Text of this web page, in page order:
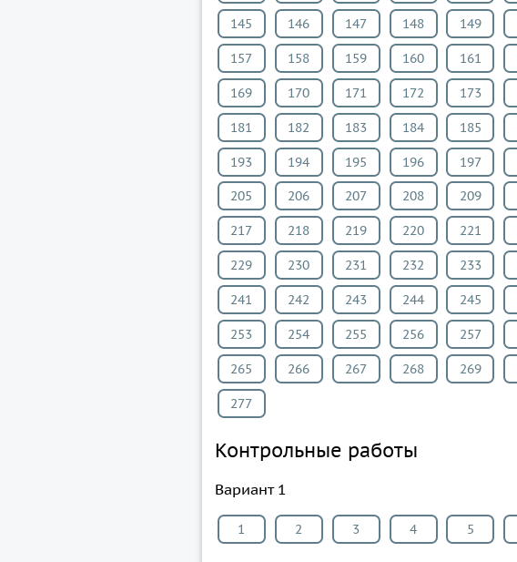
145 146 147 148 149
157 158 159 160 161
169 170 171 172 173
181 182 183 184 185
193 194 195 196 197
205 206 207 208 209
217 218 219 220 221
229 230 231 232 233
241 242 243 244 245
253 254 255 256 257
265 266 267 268 269
277
Контрольные работы
Вариант 1
1 2 3 4 5